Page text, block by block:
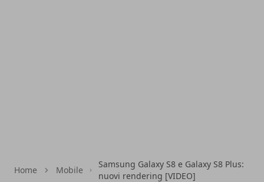
Home Mobile
Samsung Galaxy S8 e Galaxy S8 Plus:
nuovi rendering [VIDEO]